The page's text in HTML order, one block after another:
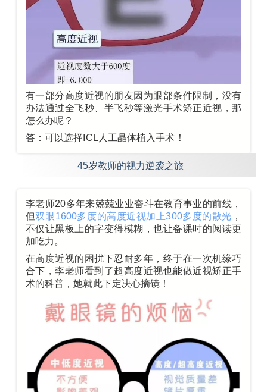
有一部分高度近视的朋友因为眼部条件限制，没有
办法通过全飞秒、半飞秒等激光手术矫正近视，那
怎么办呢？
答：可以选择 ICL人工晶体植入手术 ！
45岁教师的视力逆袭之旅
李老师20多年来兢兢业业奋斗在教育事业的前线，
但双眼1600多度的高度近视加上300多度的散光 ，
不仅让黑板上的字变得模糊，也让备课时的阅读更
加吃力。
在高度近视的困扰下忍耐多年，终于在一次机缘巧
合下，李老师看到了超高度近视也能做近视矫正手
术的科普，她就此下定决心摘镜！